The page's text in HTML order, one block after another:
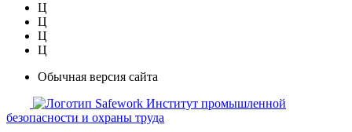
Ц
Ц
Ц
Ц
Обычная версия сайта
Safework Институт промышленной
безопасности и охраны труда